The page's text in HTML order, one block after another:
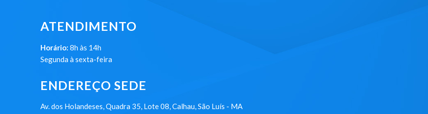
ATENDIMENTO
Horário: 8h às 14h
Segunda à sexta-feira
ENDEREÇO SEDE
Av. dos Holandeses, Quadra 35, Lote 08, Calhau, São Luís - MA